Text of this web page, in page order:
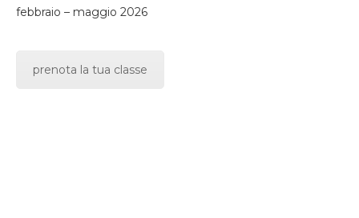
febbraio – maggio 2026
prenota la tua classe